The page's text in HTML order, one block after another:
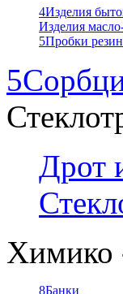
4Изделия
Изделия
5Пробки
5
Дрот
Химико
8Банки